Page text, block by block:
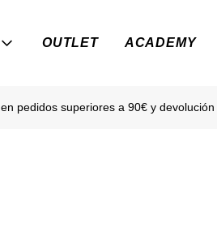
OUTLET ACADEMY
en pedidos superiores a 90€ y